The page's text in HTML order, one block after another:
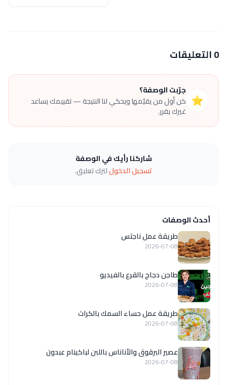
0 التعليقات
⭐
جرّبت الوصفة؟
كن أول من يقيّمها ويحكي لنا النتيجة — تقييمك يساعد
غيرك يقرر.
شاركنا رأيك في الوصفة
تسجيل الدخوللترك تعليق.
أحدث الوصفات
طريقة عمل ناجتس
2026-07-08
طاجن دجاج بالقرع بالفيديو
2026-07-08
طريقة عمل حساء السمك بالكراث
2026-07-08
عصير البرقوق والأناناس باللبن لباكينام عبدون
2026-07-08